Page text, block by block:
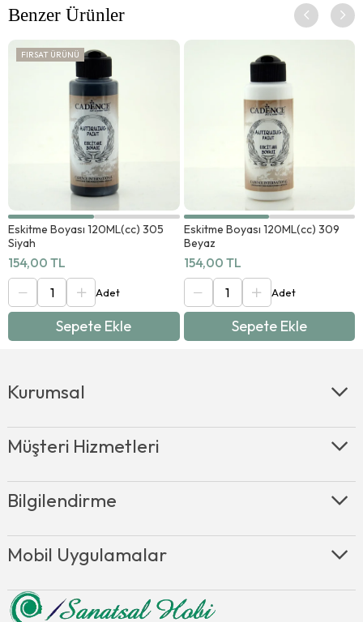
Benzer Ürünler
Eskitme Boyası 120ML(cc) 305
Siyah
154,00 TL
Sepete Ekle
FIRSAT ÜRÜNÜ
Eskitme Boyası 120ML(cc) 309
Beyaz
154,00 TL
Sepete Ekle
Kurumsal
Müşteri Hizmetleri
Bilgilendirme
Mobil Uygulamalar